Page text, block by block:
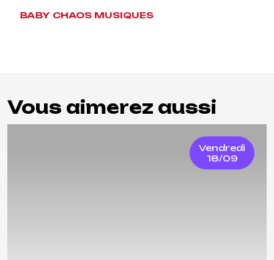
BABY CHAOS MUSIQUES
Vous aimerez aussi
Vendredi
18/09